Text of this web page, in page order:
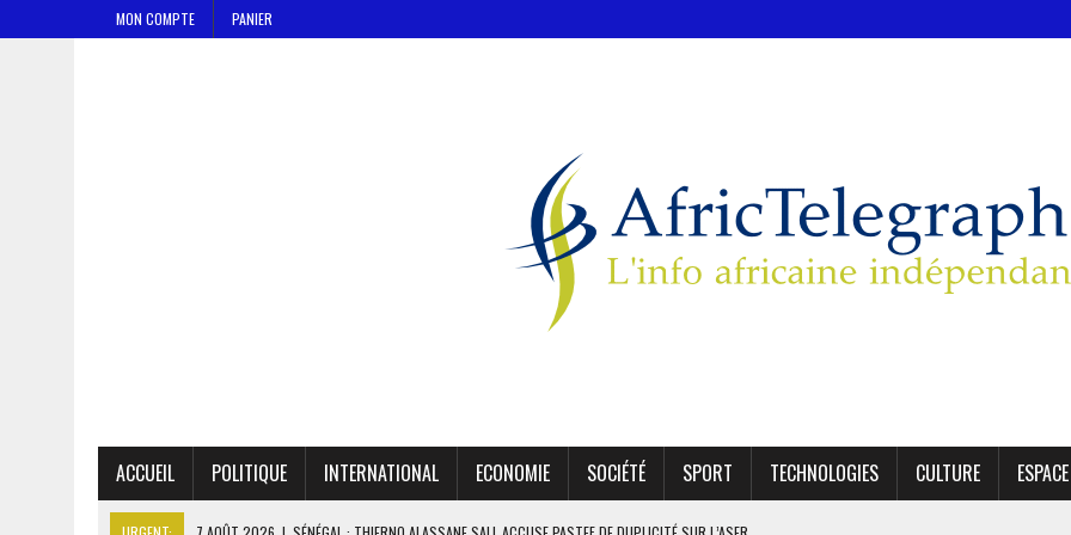
MON COMPTE PANIER
ACCUEIL POLITIQUE INTERNATIONAL ECONOMIE SOCIÉTÉ SPORT TECHNOLOGIES CULTURE